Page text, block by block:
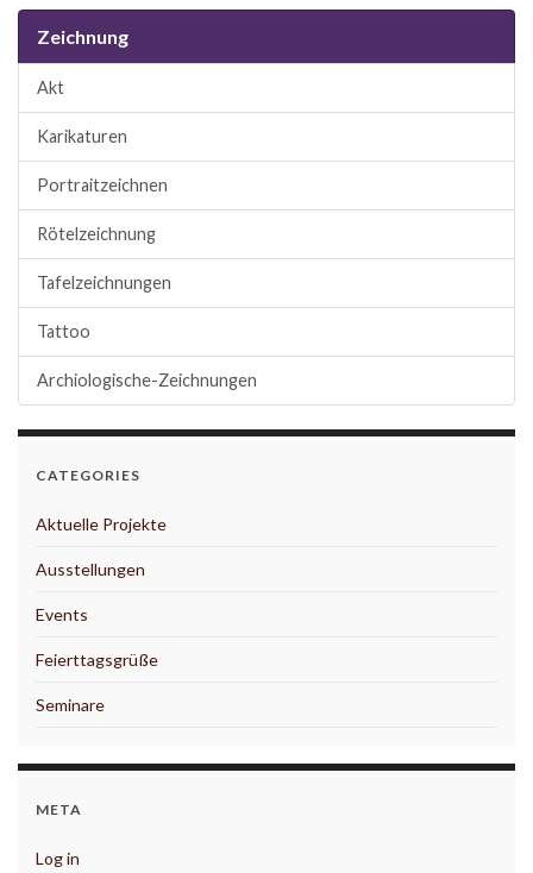
Zeichnung
Akt
Karikaturen
Portraitzeichnen
Rötelzeichnung
Tafelzeichnungen
Tattoo
Archiologische-Zeichnungen
CATEGORIES
Aktuelle Projekte
Ausstellungen
Events
Feierttagsgrüße
Seminare
META
Log in